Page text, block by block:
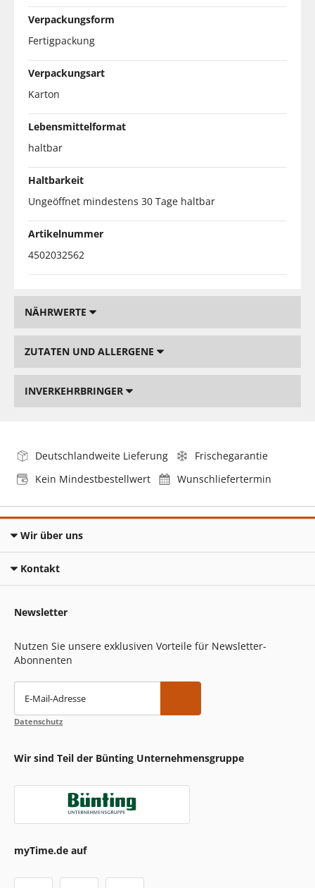
Verpackungsform
Fertigpackung
Verpackungsart
Karton
Lebensmittelformat
haltbar
Haltbarkeit
Ungeöffnet mindestens 30 Tage haltbar
Artikelnummer
4502032562
NÄHRWERTE
ZUTATEN UND ALLERGENE
INVERKEHRBRINGER
Deutschlandweite Lieferung
Frischegarantie
Kein Mindestbestellwert
Wunschliefertermin
Wir über uns
Kontakt
Newsletter
Nutzen Sie unsere exklusiven Vorteile für Newsletter-
Abonnenten
E-Mail-Adresse
Datenschutz
Wir sind Teil der Bünting Unternehmensgruppe
myTime.de auf